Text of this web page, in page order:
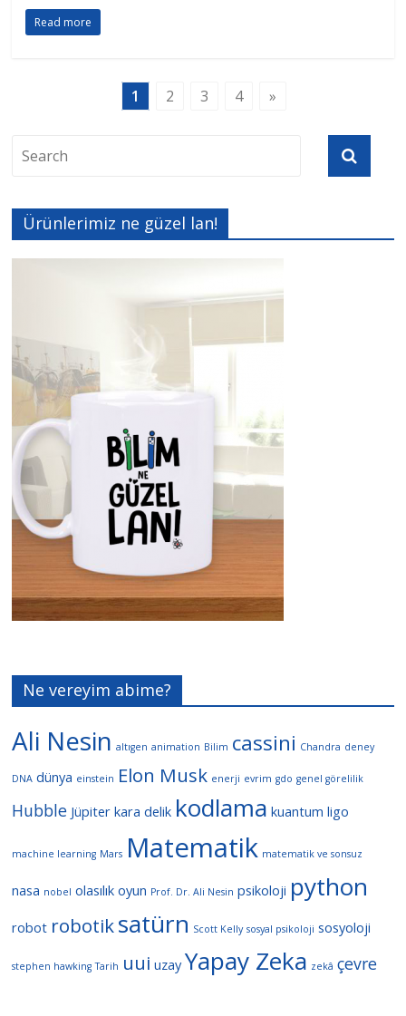
Read more
1 2 3 4 »
Ürünlerimiz ne güzel lan!
Ne vereyim abime?
Ali Nesin altıgen animation Bilim cassini Chandra deney
DNA dünya einstein Elon Musk enerji evrim gdo genel görelilik
Hubble Jüpiter kara delik kodlama kuantum ligo
machine learning Mars Matematik matematik ve sonsuz
nasa nobel olasılık oyun Prof. Dr. Ali Nesin psikoloji python
robot robotiksatürn Scott Kelly sosyal psikoloji sosyoloji
stephen hawking Tarih uui uzay Yapay Zeka zekâ çevre